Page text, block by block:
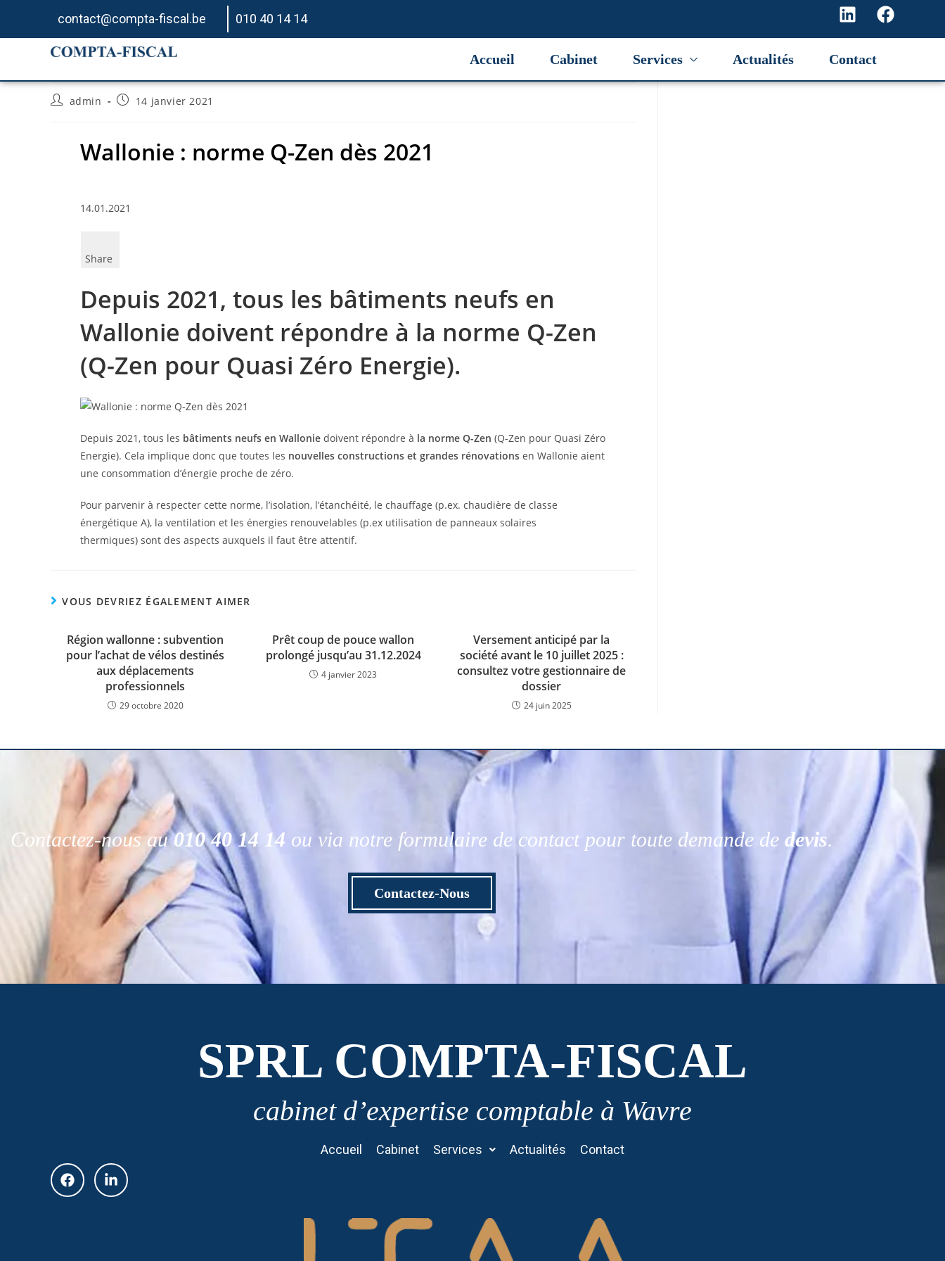
contact@compta-fiscal.be 010 40 14 14
Accueil Cabinet Services Actualités Contact
Wallonie : norme Q-Zen dès 2021
admin 14 janvier 2021
Wallonie : norme Q-Zen dès 2021
14.01.2021
Share
Depuis 2021, tous les bâtiments neufs en
Wallonie doivent répondre à la norme Q-Zen
(Q-Zen pour Quasi Zéro Energie).
Depuis 2021, tous les bâtiments neufs en Walloniedoivent répondre à la norme Q-Zen (Q-Zen pour Quasi Zéro
Energie). Cela implique donc que toutes les nouvelles constructions et grandes rénovationsen Wallonie aient
une consommation d’énergie proche de zéro.
Pour parvenir à respecter cette norme, l’isolation, l’étanchéité, le chauffage (p.ex. chaudière de classe
énergétique A), la ventilation et les énergies renouvelables (p.ex utilisation de panneaux solaires
thermiques) sont des aspects auxquels il faut être attentif.
VOUS DEVRIEZ ÉGALEMENT AIMER
Région wallonne : subvention
pour l’achat de vélos destinés
aux déplacements
professionnels
29 octobre 2020
Prêt coup de pouce wallon
prolongé jusqu’au 31.12.2024
4 janvier 2023
Versement anticipé par la
société avant le 10 juillet 2025 :
consultez votre gestionnaire de
dossier
24 juin 2025
Contactez-nous au010 40 14 14 ou via notre formulaire de contact pour toute demande de devis.
Contactez-Nous
SPRL COMPTA-FISCAL
cabinet d’expertise comptable à Wavre
Accueil Cabinet Services Actualités Contact